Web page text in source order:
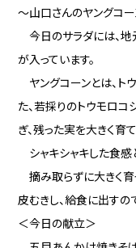
～山口さんのヤングコ
今日のサラダには、
が入っています。
ヤングコーンとは、ト
た、若採りのトウモロコ
ぎ、残った実を大きく育
シャキシャキした食感
摘み取らずに大きく育
皮むきし、給食に出すの
＜今日の献立＞